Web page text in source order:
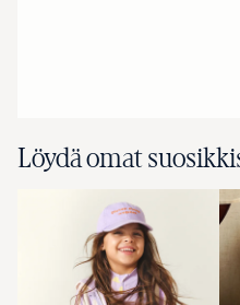
Löydä omat